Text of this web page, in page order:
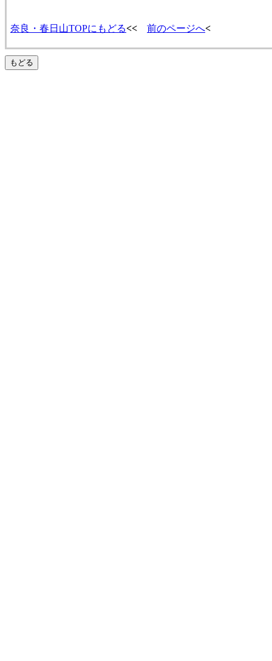
奈良・春日山TOPにもどる<< 前のページへ<